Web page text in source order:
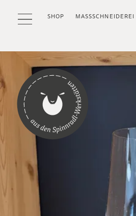
SHOP MASSSCHNEIDEREI